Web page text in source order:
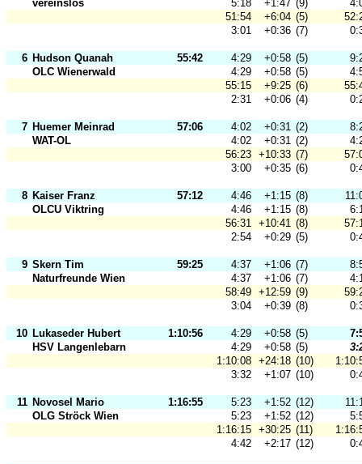
vereinslos 5:18 +1:47 (9)
51:54
+6:04 (5)
3:01
+0:36 (7)
6 Hudson Quanah 55:42 4:29 +0:58 (5)
OLC Wienerwald
4:29 +0:58 (5)
55:15
+9:25 (6)
2:31
+0:06 (4)
7 Huemer Meinrad 57:06 4:02 +0:31 (2)
WAT-OL
4:02 +0:31 (2)
56:23 +10:33 (7)
3:00
+0:35 (6)
8 Kaiser Franz 57:12 4:46 +1:15 (8)
OLCU Viktring
4:46 +1:15 (8)
56:31 +10:41 (8)
2:54
+0:29 (5)
9 Skern Tim 59:25 4:37 +1:06 (7)
Naturfreunde Wien
4:37 +1:06 (7)
58:49 +12:59 (9)
3:04
+0:39 (8)
10 Lukaseder Hubert 1:10:56 4:29 +0:58 (5)
HSV Langenlebarn
4:29 +0:58 (5)
1:10:08 +24:18 (10)
3:32
+1:07 (10)
11 Novosel Mario 1:16:55 5:23 +1:52 (12)
OLG Ströck Wien
5:23 +1:52 (12)
1:16:15 +30:25 (11)
4:42
+2:17 (12)